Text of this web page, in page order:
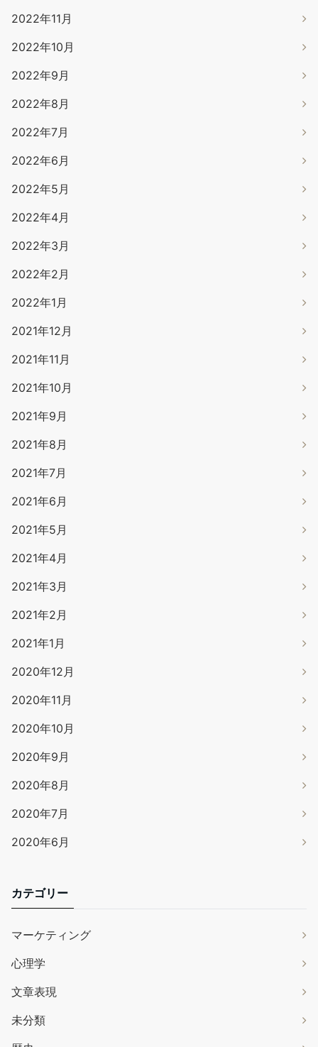
2022年11月
2022年10月
2022年9月
2022年8月
2022年7月
2022年6月
2022年5月
2022年4月
2022年3月
2022年2月
2022年1月
2021年12月
2021年11月
2021年10月
2021年9月
2021年8月
2021年7月
2021年6月
2021年5月
2021年4月
2021年3月
2021年2月
2021年1月
2020年12月
2020年11月
2020年10月
2020年9月
2020年8月
2020年7月
2020年6月
カテゴリー
マーケティング
心理学
文章表現
未分類